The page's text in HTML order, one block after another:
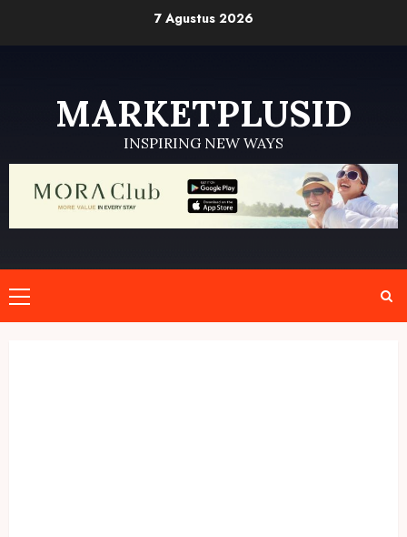
7 Agustus 2026
MARKETPLUSID
INSPIRING NEW WAYS
Primary
Menu